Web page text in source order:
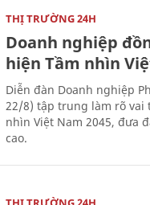
THỊ TRƯỜNG 24H
Doanh nghiệp
hiện Tầm nhìn
Diễn đàn Doanh nghiệp
22/8) tập trung làm rõ vai
nhìn Việt Nam 2045, đưa
cao.